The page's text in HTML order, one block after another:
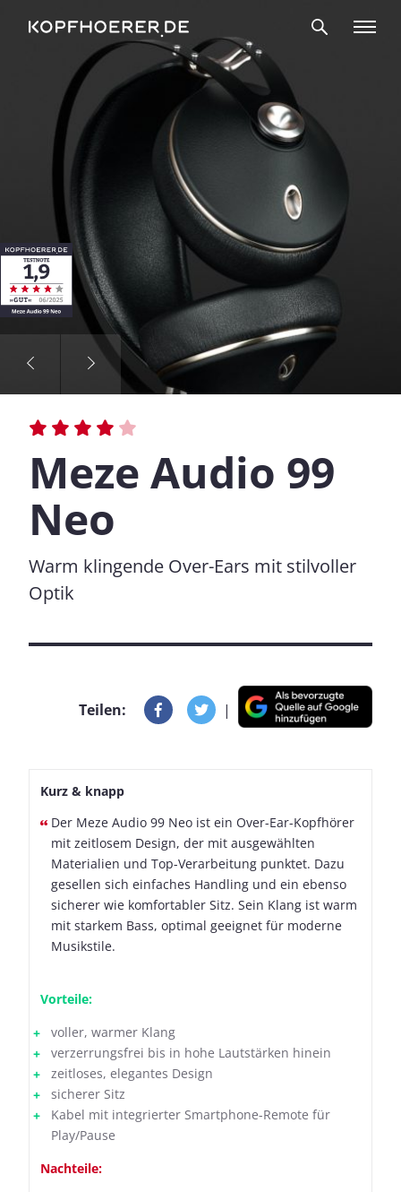
Meze Audio 99
Neo
Warm klingende Over-Ears mit stilvoller
Optik
Teilen: |
Kurz & knapp
Der Meze Audio 99 Neo ist ein Over-Ear-Kopfhörer
mit zeitlosem Design, der mit ausgewählten
Materialien und Top-Verarbeitung punktet. Dazu
gesellen sich einfaches Handling und ein ebenso
sicherer wie komfortabler Sitz. Sein Klang ist warm
mit starkem Bass, optimal geeignet für moderne
Musikstile.
Vorteile:
voller, warmer Klang
verzerrungsfrei bis in hohe Lautstärken hinein
zeitloses, elegantes Design
sicherer Sitz
Kabel mit integrierter Smartphone-Remote für
Play/Pause
Nachteile: